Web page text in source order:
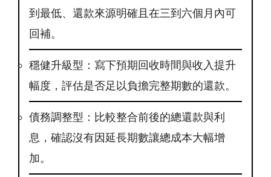
到最低、還款來源明確且在三到六個月內可
回補。
穩健升級型：寫下預期回收時間與收入提升
幅度，評估是否足以負擔完整期數的還款。
債務調整型：比較整合前後的總還款與利
息，確認沒有因延長期數讓總成本大幅增
加。